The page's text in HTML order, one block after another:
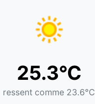
25.3°C
ressent comme 23.6°C